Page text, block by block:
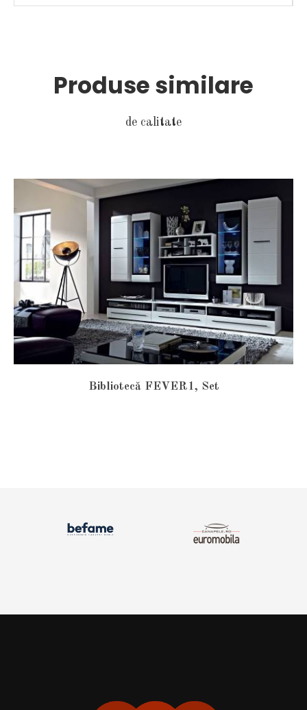
Produse similare
de calitate
Bibliotecă FEVER1, Set